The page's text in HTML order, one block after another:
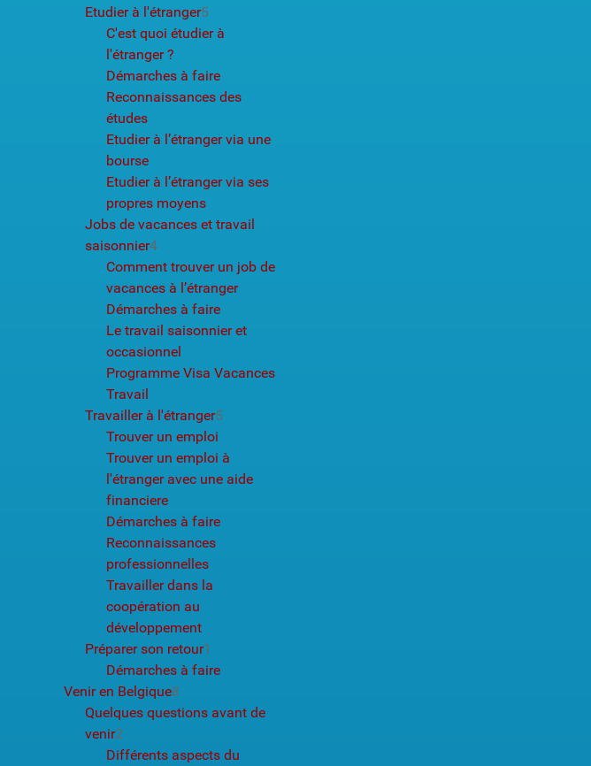
Etudier à l'étranger5
C'est quoi étudier à
l'étranger ?
Démarches à faire
Reconnaissances des
études
Etudier à l’étranger via une
bourse
Etudier à l’étranger via ses
propres moyens
Jobs de vacances et travail
saisonnier4
Comment trouver un job de
vacances à l’étranger
Démarches à faire
Le travail saisonnier et
occasionnel
Programme Visa Vacances
Travail
Travailler à l'étranger5
Trouver un emploi
Trouver un emploi à
l'étranger avec une aide
financiere
Démarches à faire
Reconnaissances
professionnelles
Travailler dans la
coopération au
développement
Préparer son retour1
Démarches à faire
Venir en Belgique8
Quelques questions avant de
venir2
Différents aspects du